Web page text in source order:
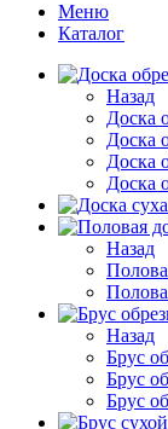
Меню
Каталог
Назад
Доска
Доска
Доска
Доска
Назад
Назад
Брус
Брус
Брус